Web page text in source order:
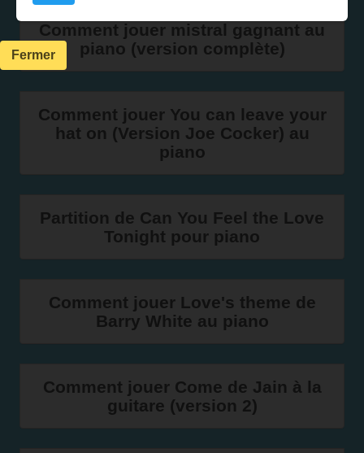
Comment jouer mistral gagnant au
piano (version complète)
Comment jouer You can leave your
hat on (Version Joe Cocker) au
piano
Partition de Can You Feel the Love
Tonight pour piano
Comment jouer Love's theme de
Barry White au piano
Comment jouer Come de Jain à la
guitare (version 2)
Fermer